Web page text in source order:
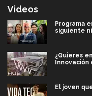
Videos
Programa
siguiente
¿Quieres
El joven